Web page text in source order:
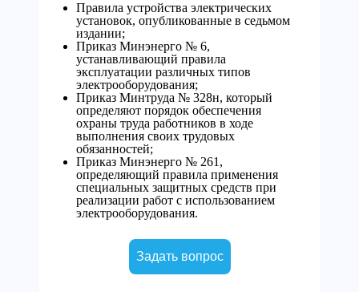
Правила устройства электрических
установок, опубликованные в седьмом
издании;
Приказ Минэнерго № 6,
устанавливающий правила
эксплуатации различных типов
электрооборудования;
Приказ Минтруда № 328н, который
определяют порядок обеспечения
охраны труда работников в ходе
выполнения своих трудовых
обязанностей;
Приказ Минэнерго № 261,
определяющий правила применения
специальных защитных средств при
реализации работ с использованием
электрооборудования.
Задать вопрос